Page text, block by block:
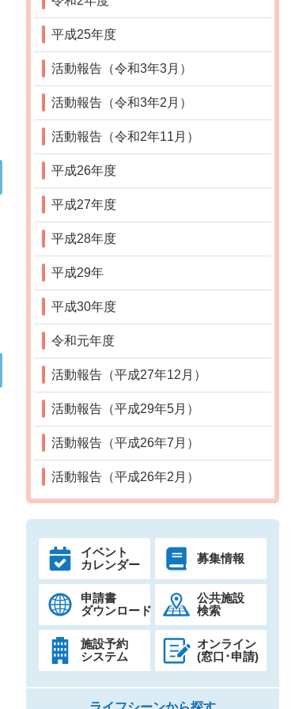
平成25年度
活動報告（令和3年3月）
活動報告（令和3年2月）
活動報告（令和2年11月）
平成26年度
平成27年度
平成28年度
平成29年
平成30年度
令和元年度
活動報告（平成27年12月）
活動報告（平成29年5月）
活動報告（平成26年7月）
活動報告（平成26年2月）
イベント
カレンダー
募集情報
申請書
ダウンロード
公共施設
検索
施設予約
システム
オンライン
(窓口･申請)